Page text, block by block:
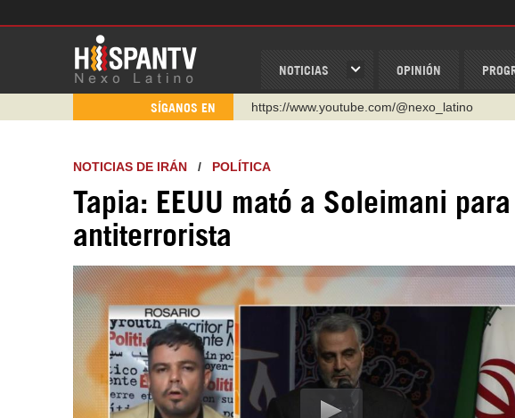
NOTICIAS OPINIÓN
SÍGANOS EN
https://www.youtube.com/@nexo_latino
https://t.me/hispantvcanal
https://urmedium.com/c/hispantv
WhatsApp y Viber: +98 921 79 29 404
https://www.facebook.com/Nexolatino.Canal
NOTICIAS DE IRÁN / POLÍTICA
Tapia: EEUU mató a Soleimani
antiterrorista